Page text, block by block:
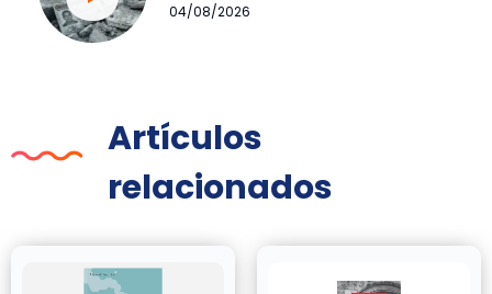
04/08/2026
Artículos
relacionados